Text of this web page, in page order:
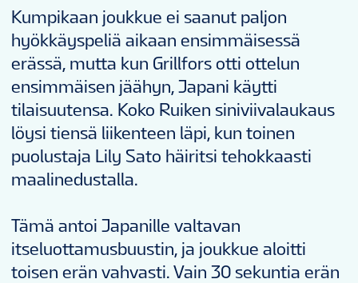
Kumpikaan joukkue ei saanut paljon
hyökkäyspeliä aikaan ensimmäisessä
erässä, mutta kun Grillfors otti ottelun
ensimmäisen jäähyn, Japani käytti
tilaisuutensa. Koko Ruiken siniviivalaukaus
löysi tiensä liikenteen läpi, kun toinen
puolustaja Lily Sato häiritsi tehokkaasti
maalinedustalla.
Tämä antoi Japanille valtavan
itseluottamusbuustin, ja joukkue aloitti
toisen erän vahvasti. Vain 30 sekuntia erän